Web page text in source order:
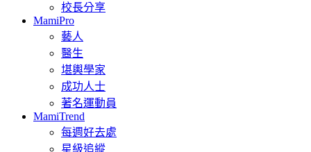
校長分享
MamiPro
藝人
醫生
堪輿學家
成功人士
著名運動員
MamiTrend
每週好去處
星級追縱